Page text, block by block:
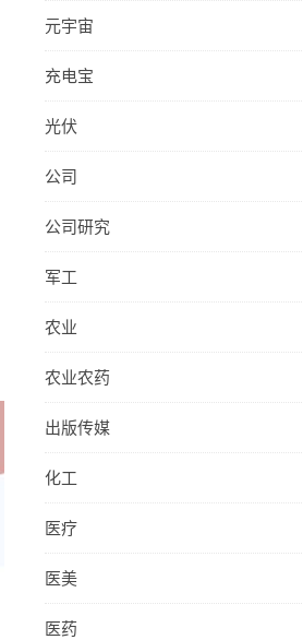
元宇宙
充电宝
光伏
公司
公司研究
军工
农业
农业农药
出版传媒
化工
医疗
医美
医药